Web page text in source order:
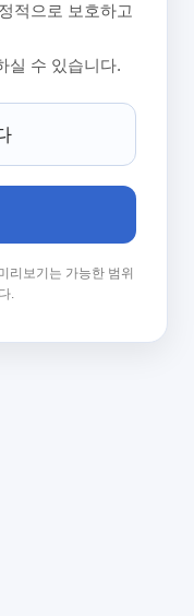
적으로 보호하고
실 수 있습니다.
리보기는 가능한 범위
.